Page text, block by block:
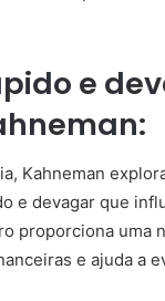
e
Kahneman
e devagar que
proporciona uma
e ajuda a